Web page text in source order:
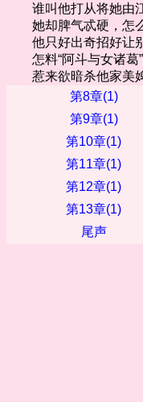
谁叫他打从将她由江
她却脾气忒硬，怎么
他只好出奇招好让别
怎料“阿斗与女诸葛”
惹来欲暗杀他家美
第8章(1)
第9章(1)
第10章(1)
第11章(1)
第12章(1)
第13章(1)
尾声